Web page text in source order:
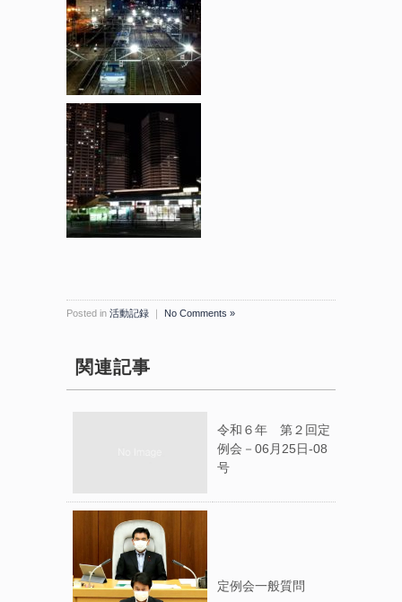
Posted in 活動記録 ｜ No Comments »
関連記事
令和６年 第２回定
例会－06月25日-08
号
定例会一般質問